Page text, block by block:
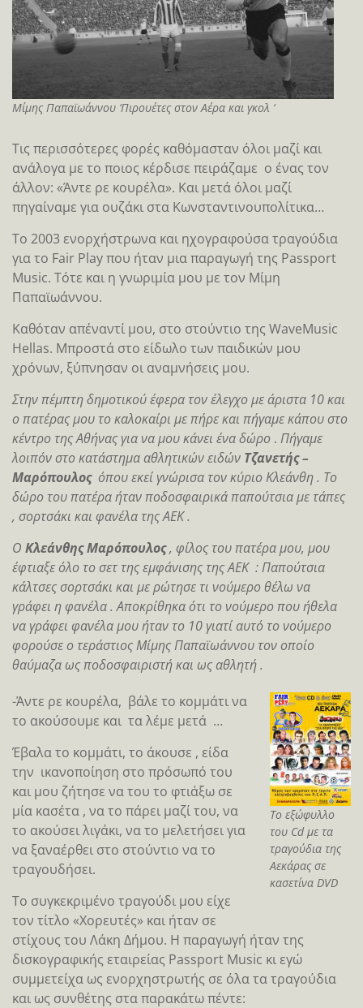
Μίμης Παπαϊωάννου ‘Πιρουέτες στον Αέρα και γκολ ‘
Τις περισσότερες φορές καθόμασταν όλοι μαζί και
ανάλογα με το ποιος κέρδισε πειράζαμε ο ένας τον
άλλον: «Άντε ρε κουρέλα». Και μετά όλοι μαζί
πηγαίναμε για ουζάκι στα Κωνσταντινουπολίτικα…
Το 2003 ενορχήστρωνα και ηχογραφούσα τραγούδια
για το Fair Play που ήταν μια παραγωγή της Passport
Music. Τότε και η γνωριμία μου με τον Μίμη
Παπαϊωάννου.
Καθόταν απέναντί μου, στο στούντιο της WaveMusic
Hellas. Μπροστά στο είδωλο των παιδικών μου
χρόνων, ξύπνησαν οι αναμνήσεις μου.
Στην πέμπτη δημοτικού έφερα τον έλεγχο με άριστα 10 και
ο πατέρας μου το καλοκαίρι με πήρε και πήγαμε κάπου στο
κέντρο της Αθήνας για να μου κάνει ένα δώρο . Πήγαμε
λοιπόν στο κατάστημα αθλητικών ειδών Τζανετής –
Μαρόπουλος όπου εκεί γνώρισα τον κύριο Κλεάνθη . Το
δώρο του πατέρα ήταν ποδοσφαιρικά παπούτσια με τάπες
, σορτσάκι και φανέλα της ΑΕΚ .
Ο Κλεάνθης Μαρόπουλος, φίλος του πατέρα μου, μου
έφτιαξε όλο το σετ της εμφάνισης της ΑΕΚ : Παπούτσια
κάλτσες σορτσάκι και με ρώτησε τι νούμερο θέλω να
γράφει η φανέλα . Αποκρίθηκα ότι το νούμερο που ήθελα
να γράφει φανέλα μου ήταν το 10 γιατί αυτό το νούμερο
φορούσε ο τεράστιος Μίμης Παπαϊωάννου τον οποίο
θαύμαζα ως ποδοσφαιριστή και ως αθλητή .
Το εξώφυλλο
του Cd με τα
τραγούδια της
Αεκάρας σε
κασετίνα DVD
-Άντε ρε κουρέλα, βάλε το κομμάτι να
το ακούσουμε και τα λέμε μετά …
Έβαλα το κομμάτι, το άκουσε , είδα
την ικανοποίηση στο πρόσωπό του
και μου ζήτησε να του το φτιάξω σε
μία κασέτα , να το πάρει μαζί του, να
το ακούσει λιγάκι, να το μελετήσει για
να ξαναέρθει στο στούντιο να το
τραγουδήσει.
Το συγκεκριμένο τραγούδι μου είχε
τον τίτλο «Χορευτές» και ήταν σε
στίχους του Λάκη Δήμου. Η παραγωγή ήταν της
δισκογραφικής εταιρείας Passport Music κι εγώ
συμμετείχα ως ενορχηστρωτής σε όλα τα τραγούδια
και ως συνθέτης στα παρακάτω πέντε: